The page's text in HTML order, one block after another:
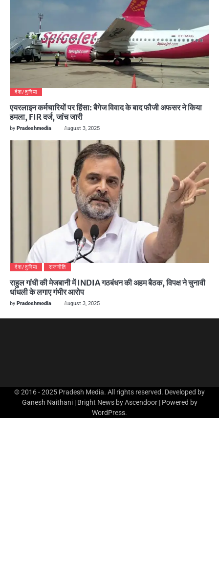
देश/दुनिया
एयरलाइन कर्मचारियों पर हिंसा: बैगेज विवाद के बाद फौजी अफसर ने किया
हमला, FIR दर्ज, जांच जारी
by Pradeshmedia August 3, 2025
देश/दुनिया राजनीति
राहुल गांधी की मेजबानी में INDIA गठबंधन की अहम बैठक, विपक्ष ने चुनावी
धांधली के लगाए गंभीर आरोप
by Pradeshmedia August 3, 2025
© 2016 - 2025 Pradesh Media. All rights reserved. Developed by
Ganesh Naithani | Bright News byAscendoor| Powered by
WordPress.